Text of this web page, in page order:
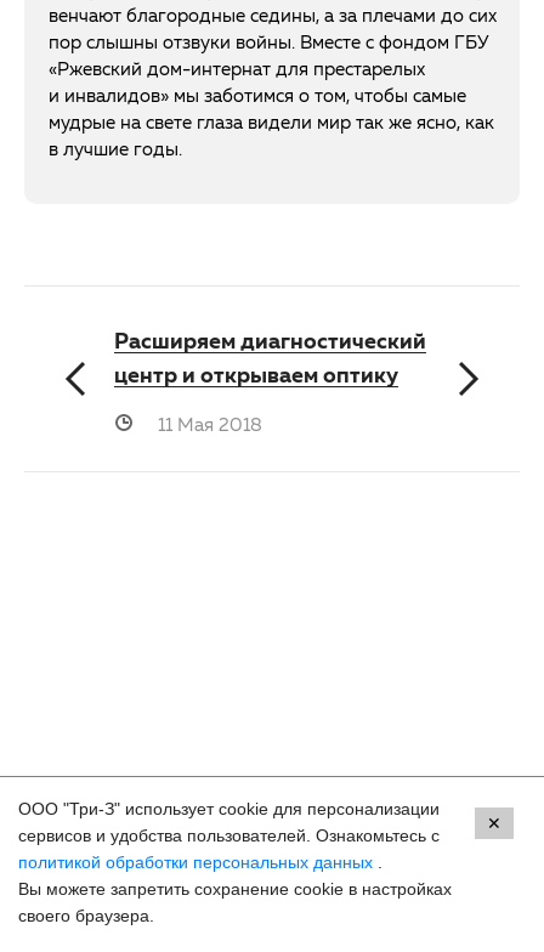
Задать вопрос
венчают благородные седины, а за плечами до сих
пор слышны отзвуки войны. Вместе с фондом ГБУ
«Ржевский дом-интернат для престарелых
и инвалидов» мы заботимся о том, чтобы самые
мудрые на свете глаза видели мир так же ясно, как
в лучшие годы.
Расширяем диагностический
центр и открываем оптику
11 Мая 2018
Контакты
Краснодар, ул. Красных Партизан, 18
8 (800) 250-33-30
ООО "Три-З" использует cookie для персонализации
сервисов и удобства пользователей. Ознакомьтесь с
политикой обработки персональных данных
Вы можете запретить сохранение cookie в настройках
своего браузера.
✕